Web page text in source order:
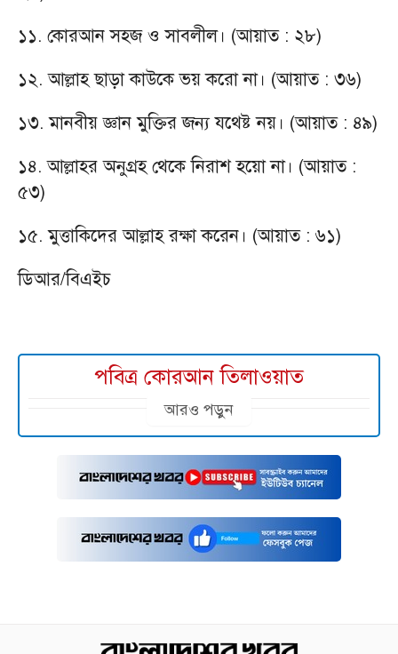
১১. কোরআন সহজ ও সাবলীল। (আয়াত : ২৮)
১২. আল্লাহ ছাড়া কাউকে ভয় করো না। (আয়াত : ৩৬)
১৩. মানবীয় জ্ঞান মুক্তির জন্য যথেষ্ট নয়। (আয়াত : ৪৯)
১৪. আল্লাহর অনুগ্রহ থেকে নিরাশ হয়ো না। (আয়াত :
৫৩)
১৫. মুত্তাকিদের আল্লাহ রক্ষা করেন। (আয়াত : ৬১)
ডিআর/বিএইচ
পবিত্র কোরআন তিলাওয়াত
আরও পড়ুন